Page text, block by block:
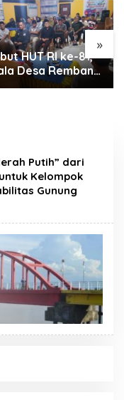
»
HUT RI ke-81,
Desa Remban
Rapat Persiapan
Putih” dari
Kelompok
Gunung